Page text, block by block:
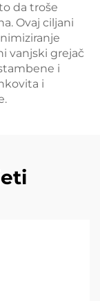
da troše
Ovaj ciljani
vanjski grejač
i
i